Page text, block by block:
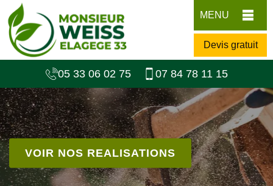
MENU
Devis gratuit
05 33 06 02 75 07 84 78 11 15
VOIR NOS REALISATIONS